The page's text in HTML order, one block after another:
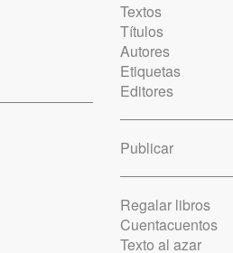
Textos
Títulos
Autores
Etiquetas
Editores
Publicar
Regalar libros
Cuentacuentos
Texto al azar